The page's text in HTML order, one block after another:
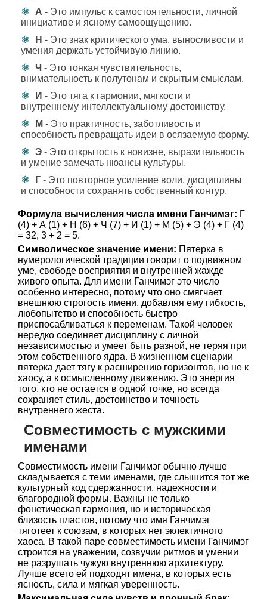
А - Это импульс к самостоятельности, личной
инициативе и ясному самоощущению.
Н - Это знак критического ума, выносливости и
умения держать устойчивую линию.
Ч - Это тонкая чувствительность,
внимательность к полутонам и скрытым смыслам.
И - Это тяга к гармонии, мягкости и
внутреннему интеллектуальному достоинству.
М - Это практичность, заботливость и
способность превращать идеи в осязаемую форму.
Э - Это открытость к новизне, выразительность
и умение замечать нюансы культуры.
Г - Это повторное усиление воли, дисциплины
и способности сохранять собственный контур.
Формула вычисления числа имени Ганчимэг: Г
(4) + А (1) + Н (6) + Ч (7) + И (1) + М (5) + Э (4) + Г (4)
= 32, 3 + 2 = 5.
Символическое значение имени: Пятерка в
нумерологической традиции говорит о подвижном
уме, свободе восприятия и внутренней жажде
живого опыта. Для имени Ганчимэг это число
особенно интересно, потому что оно смягчает
внешнюю строгость имени, добавляя ему гибкость,
любопытство и способность быстро
приспосабливаться к переменам. Такой человек
нередко соединяет дисциплину с личной
независимостью и умеет быть разной, не теряя при
этом собственного ядра. В жизненном сценарии
пятерка дает тягу к расширению горизонтов, но не к
хаосу, а к осмысленному движению. Это энергия
того, кто не остается в одной точке, но всегда
сохраняет стиль, достоинство и точность
внутреннего жеста.
Совместимость с мужскими
именами
Совместимость имени Ганчимэг обычно лучше
складывается с теми именами, где слышится тот же
культурный код сдержанности, надежности и
благородной формы. Важны не только
фонетическая гармония, но и историческая
близость пластов, потому что имя Ганчимэг
тяготеет к союзам, в которых нет эклектичного
хаоса. В такой паре совместимость имени Ганчимэг
строится на уважении, созвучии ритмов и умении
не разрушать чужую внутреннюю архитектуру.
Лучше всего ей подходят имена, в которых есть
ясность, сила и мягкая уверенность.